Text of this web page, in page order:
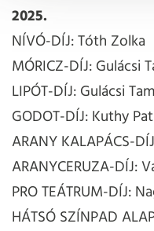
2025.
NÍVÓ-DÍJ: Tóth Zolka
MÓRICZ-DÍJ: Gulácsi
LIPÓT-DÍJ: Gulácsi
GODOT-DÍJ: Kuthy
ARANY KALAPÁCS-
ARANYCERUZA-DÍJ:
PRO TEÁTRUM-DÍJ:
HÁTSÓ SZÍNPAD